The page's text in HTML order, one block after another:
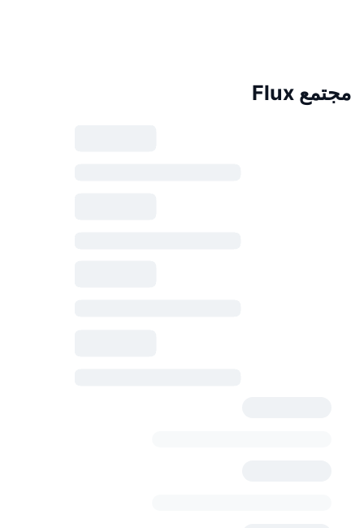
مجتمع Flux